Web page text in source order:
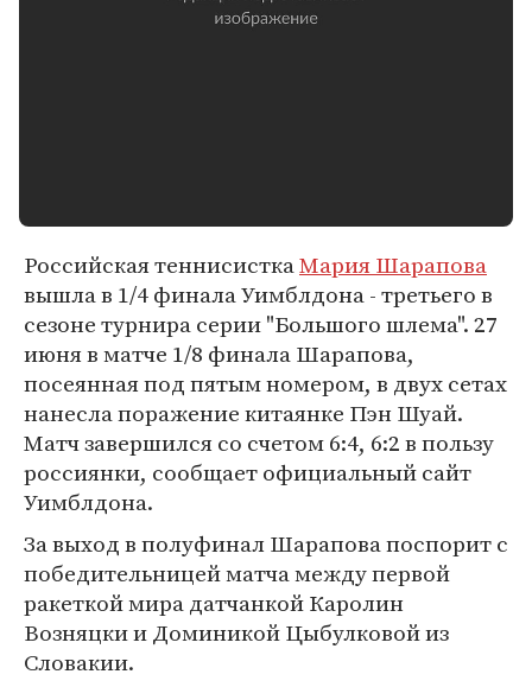
Российская теннисисткаМария Шарапова
вышла в 1/4 финала Уимблдона - третьего в
сезоне турнира серии "Большого шлема". 27
июня в матче 1/8 финала Шарапова,
посеянная под пятым номером, в двух сетах
нанесла поражение китаянке Пэн Шуай.
Матч завершился со счетом 6:4, 6:2 в пользу
россиянки, сообщает официальный сайт
Уимблдона.
За выход в полуфинал Шарапова поспорит с
победительницей матча между первой
ракеткой мира датчанкой Каролин
Возняцки и Доминикой Цыбулковой из
Словакии.